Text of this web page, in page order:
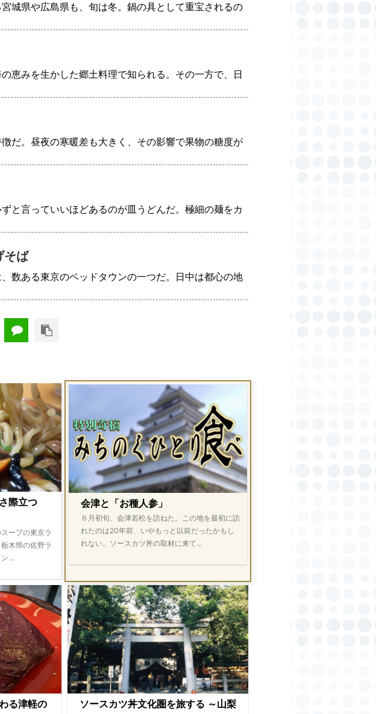
城県や広島県も、旬は冬。鍋の具として重宝されるの
恵みを生かした郷土料理で知られる。その一方で、日
だ。昼夜の寒暖差も大きく、その影響で果物の糖度が
と言っていいほどあるのが皿うどんだ。極細の麺をカ
そば
数ある東京のベッドタウンの一つだ。日中は都心の地
際立つ
ープの東京ラ
木県の佐野ラ
ン…
会津と「お種人参」
６月初旬、会津若松を訪ねた。この地を最初に訪
れたのは20年前、いやもっと以前だったかもし
れない。ソースカツ丼の取材に来て…
る津軽の
ソースカツ丼文化圏を旅する ～山梨